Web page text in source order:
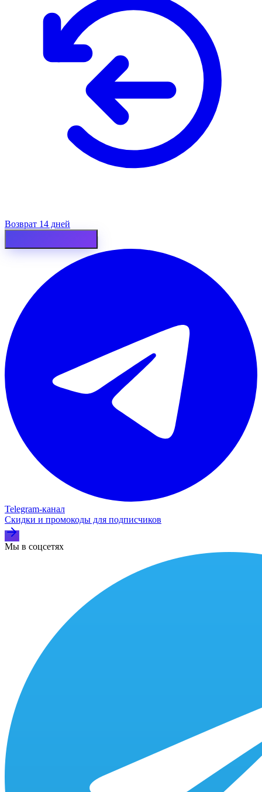
Возврат 14 дней
Telegram‑канал
Скидки и промокоды для подписчиков
Мы в соцсетях